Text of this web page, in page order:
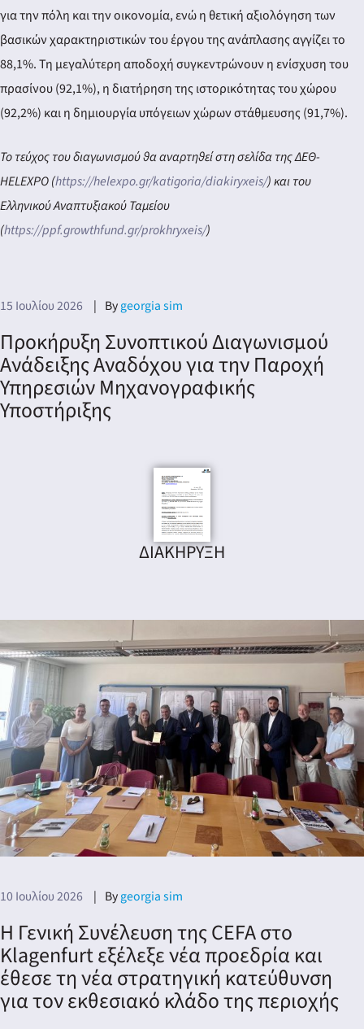
για την πόλη και την οικονομία, ενώ η θετική αξιολόγηση των
βασικών χαρακτηριστικών του έργου της ανάπλασης αγγίζει το
88,1%. Τη μεγαλύτερη αποδοχή συγκεντρώνουν η ενίσχυση του
πρασίνου (92,1%), η διατήρηση της ιστορικότητας του χώρου
(92,2%) και η δημιουργία υπόγειων χώρων στάθμευσης (91,7%).
Το τεύχος του διαγωνισμού θα αναρτηθεί στη σελίδα της ΔΕΘ-
HELEXPO (https://helexpo.gr/katigoria/diakiryxeis/) και του
Ελληνικού Αναπτυξιακού Ταμείου
(https://ppf.growthfund.gr/prokhryxeis/)
15 Ιουλίου 2026 Bygeorgia sim
Προκήρυξη Συνοπτικού Διαγωνισμού
Ανάδειξης Αναδόχου για την Παροχή
Υπηρεσιών Μηχανογραφικής
Υποστήριξης
ΔΙΑΚΗΡΥΞΗ
10 Ιουλίου 2026 Bygeorgia sim
Η Γενική Συνέλευση της CEFA στο
Klagenfurt εξέλεξε νέα προεδρία και
έθεσε τη νέα στρατηγική κατεύθυνση
για τον εκθεσιακό κλάδο της περιοχής